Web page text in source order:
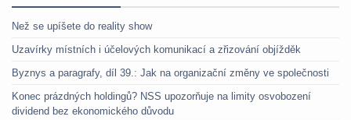
Než se upíšete do reality show
Uzavírky místních i účelových komunikací a zřizování objížděk
Byznys a paragrafy, díl 39.: Jak na organizační změny ve společnosti
Konec prázdných holdingů? NSS upozorňuje na limity osvobození
dividend bez ekonomického důvodu